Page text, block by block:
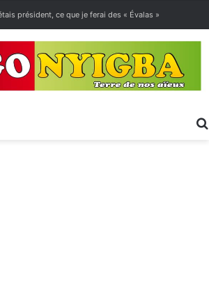
président, ce que je ferai des « Évalas »